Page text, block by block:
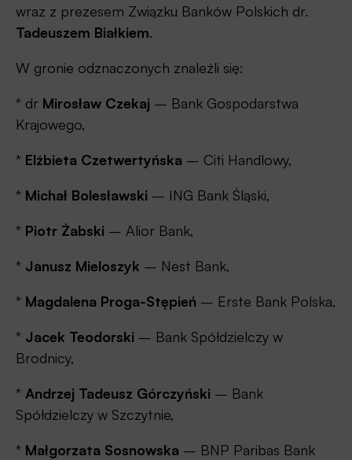
wraz z prezesem Związku Banków Polskich dr.
Tadeuszem Białkiem.
W gronie odznaczonych znaleźli się:
* dr Mirosław Czekaj – Bank Gospodarstwa
Krajowego,
* Elżbieta Czetwertyńska – Citi Handlowy,
* Michał Bolesławski – ING Bank Śląski,
* Piotr Żabski – Alior Bank,
* Janusz Mieloszyk – Nest Bank,
* Magdalena Proga-Stępień – Erste Bank Polska,
* Jacek Teodorski – Bank Spółdzielczy w
Brodnicy,
* Andrzej Tadeusz Górczyński – Bank
Spółdzielczy w Szczytnie,
* Małgorzata Sosnowska – BNP Paribas Bank